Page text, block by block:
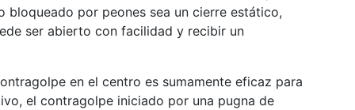
bloqueado por peones sea un cierre estático,
ser abierto con facilidad y recibir un
en el centro es sumamente eficaz para
el contragolpe iniciado por una pugna de